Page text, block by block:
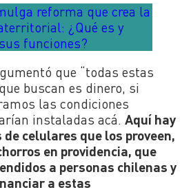
reforma que crea la
¿Qué es y
funciones?
que “todas estas
buscan es dinero, si
las condiciones
instaladas acá. Aquí hay
celulares que los proveen,
en providencia, que
a personas chilenas y
a estas